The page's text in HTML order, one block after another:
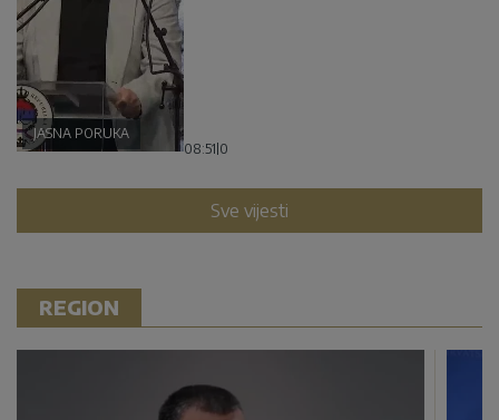
JASNA PORUKA
08:51|0
Sve vijesti
REGION